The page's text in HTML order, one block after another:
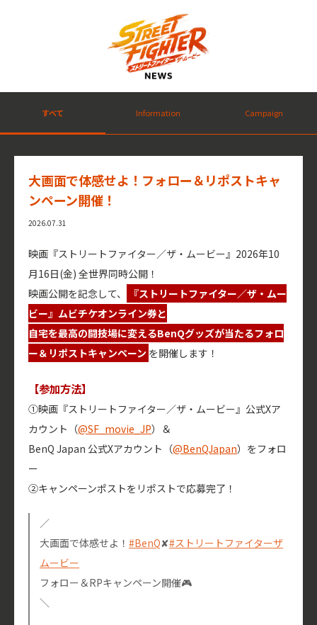
すべて Information Campaign
大画面で体感せよ！フォロー＆リポストキャ
ンペーン開催！
2026.07.31
映画『ストリートファイター／ザ・ムービー』2026年10
月16日(金) 全世界同時公開！
映画公開を記念して、
『ストリートファイター／ザ・ムー
ビー』ムビチケオンライン券と
自宅を最高の闘技場に変えるBenQグッズが当たるフォロ
ー＆リポストキャンペーン を開催します！
【参加方法】
①映画『ストリートファイター／ザ・ムービー』公式Xア
カウント（@SF_movie_JP）＆
BenQ Japan 公式Xアカウント（@BenQJapan）をフォロ
ー
②キャンペーンポストをリポストで応募完了！
／
大画面で体感せよ！ #BenQ✘#ストリートファイターザ
ムービー
フォロー＆RPキャンペーン開催🎮
＼